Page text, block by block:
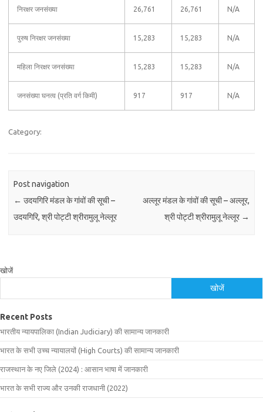
निरक्षर जनसंख्या 26,761 26,761 N/A
पुरुष निरक्षर जनसंख्या 15,283 15,283 N/A
महिला निरक्षर जनसंख्या 15,283 15,283 N/A
जनसंख्या घनत्व (प्रति वर्ग किमी) 917 917 N/A
Category:
Post navigation
← उदयगिरि मंडल के गांवों की सूची –
उदयगिरि, श्री पोट्टी श्रीरामुलू नेल्लूर
अल्लूर मंडल के गांवों की सूची – अल्लूर,
श्री पोट्टी श्रीरामुलू नेल्लूर →
खोजें
खोजें
Recent Posts
भारतीय न्यायपालिका (Indian Judiciary) की सामान्य जानकारी
भारत के सभी उच्च न्यायालयों (High Courts) की सामान्य जानकारी
राजस्थान के नए जिले (2024) : आसान भाषा में जानकारी
भारत के सभी राज्य और उनकी राजधानी (2022)